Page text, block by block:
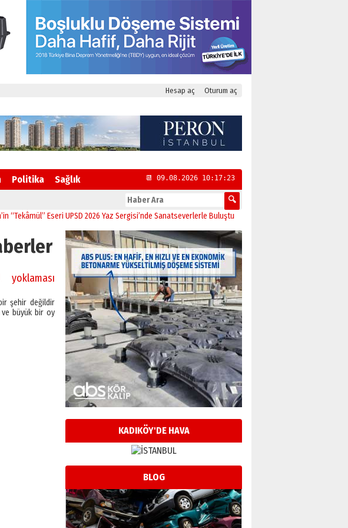
Hesap aç Oturum aç
Politika Sağlık 📆 09.08.2026 10:17:24
Eseri UPSD 2026 Yaz Sergisi’nde Sanatseverlerle Buluştu 11:21CHP Kadıköy İlçe Başkanlığı’na
şehir değildir
ve büyük bir oy
KADIKÖY'DE HAVA
BLOG